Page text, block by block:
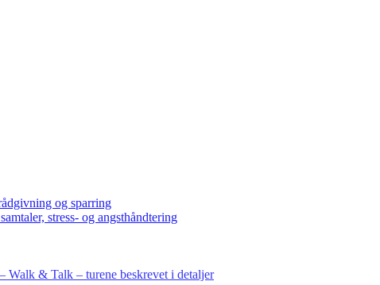
og sparring
stress- og angsthåndtering
Walk & Talk – turene beskrevet i detaljer